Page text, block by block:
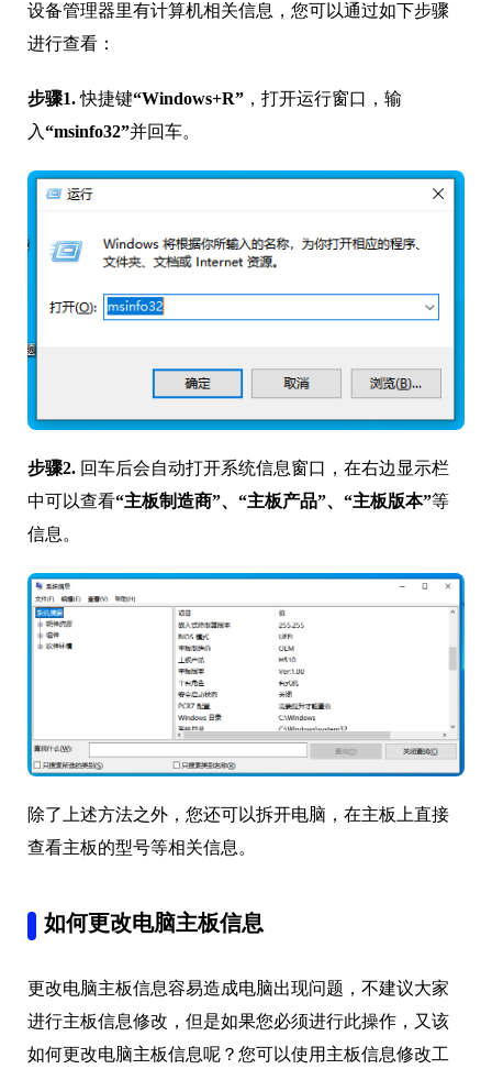
设备管理器里有计算机相关信息，您可以通过如下步骤
进行查看：
步骤1.快捷键“Windows+R” ，打开运行窗口，输
入“msinfo32”并回车。
步骤2. 回车后会自动打开系统信息窗口，在右边显示栏
中可以查看“主板制造商”、“主板产品”、“主板版本”等
信息。
除了上述方法之外，您还可以拆开电脑，在主板上直接
查看主板的型号等相关信息。
如何更改电脑主板信息
更改电脑主板信息容易造成电脑出现问题，不建议大家
进行主板信息修改，但是如果您必须进行此操作，又该
如何更改电脑主板信息呢？您可以使用主板信息修改工